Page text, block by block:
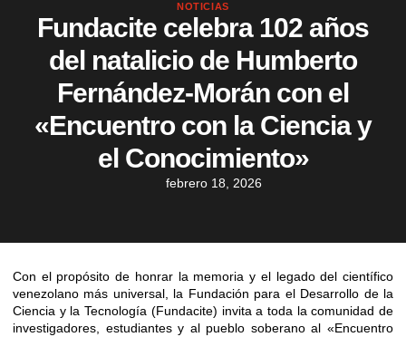
NOTICIAS
Fundacite celebra 102 años
del natalicio de Humberto
Fernández-Morán con el
«Encuentro con la Ciencia y
el Conocimiento»
febrero 18, 2026
Con el propósito de honrar la memoria y el legado del científico
venezolano más universal, la Fundación para el Desarrollo de la
Ciencia y la Tecnología (Fundacite) invita a toda la comunidad de
investigadores, estudiantes y al pueblo soberano al «Encuentro